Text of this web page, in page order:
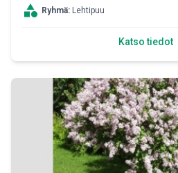
category Ryhmä: Lehtipuu
Katso tiedot